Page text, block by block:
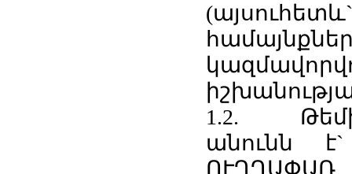
1.2.
անունն